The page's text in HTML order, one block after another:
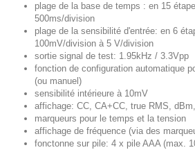
plage de la base de temps : en 15
500ms/division
plage de la sensibilité d'entrée: en 6
100mV/division à 5 V/division
sortie signal de test: 1.95kHz / 3.3Vpp
fonction de configuration automatique
(ou manuel)
sensibilité intérieure à 10mV
affichage: CC, CA+CC, true RMS,
marqueurs pour le temps et la tension
affichage de fréquence (via des
fonctonne sur pile: 4 x pile AAA (max.